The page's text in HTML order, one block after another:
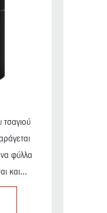
τσαγιού
φύλλα
και...